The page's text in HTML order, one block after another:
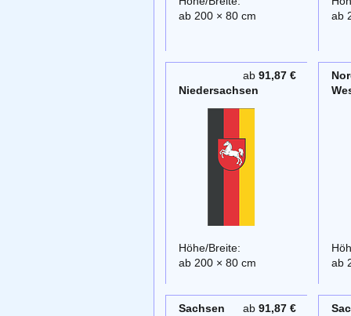
ab 200 × 80 cm
ab
ab91,87 €
Niedersachsen
Höhe/Breite:
ab 200 × 80 cm
ab
ab91,87 €
Sachsen